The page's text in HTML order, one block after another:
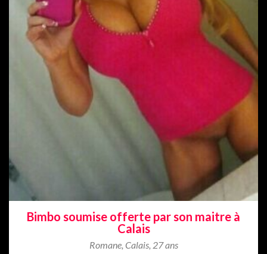
Bimbo soumise offerte par son maitre à
Calais
Romane, Calais, 27 ans